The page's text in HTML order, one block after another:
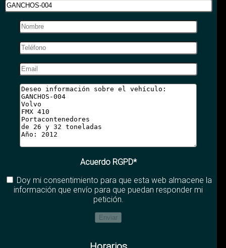
Acuerdo RGPD*
Doy mi consentimiento para que esta web almacene la
información que envío para que puedan responder mi
petición.